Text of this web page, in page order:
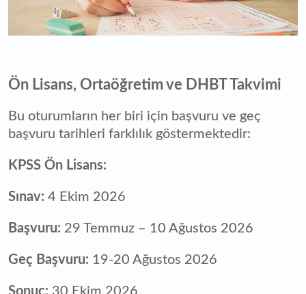
Ön Lisans, Ortaöğretim ve DHBT Takvimi
Bu oturumların her biri için başvuru ve geç
başvuru tarihleri farklılık göstermektedir:
KPSS Ön Lisans:
Sınav: 4 Ekim 2026
Başvuru: 29 Temmuz – 10 Ağustos 2026
Geç Başvuru: 19-20 Ağustos 2026